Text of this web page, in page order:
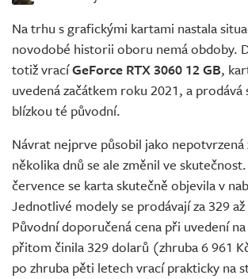
Na trhu s grafickými kartami nastala
novodobé historii oboru nemá obdoby.
totiž vracíGeForce RTX 3060 12 GB,
uvedená začátkem roku 2021, a prodává
blízkou té původní.
Návrat nejprve působil jako nepotvrzená
několika dnů se ale změnil ve
července se karta skutečně objevila v
Jednotlivé modely se prodávají za 329
Původní doporučená cena při uvedení
přitom činila 329 dolarů (zhruba 6 961
po zhruba pěti letech vrací prakticky na